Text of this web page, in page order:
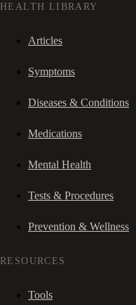
HEALTH LIBRARY
Articles
Symptoms
Diseases & Conditions
Medications
Mental Health
Tests & Procedures
Prevention & Wellness
RESOURCES
Tools